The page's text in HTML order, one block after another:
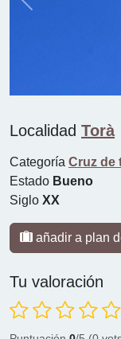
Previous
Localidad Torà
Categoría Cruz de
Estado Bueno
Siglo XX
añadir a plan
Tu valoración